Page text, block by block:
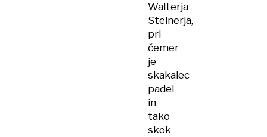
Walterja
Steinerja,
pri
čemer
je
skakalec
padel
in
tako
skok